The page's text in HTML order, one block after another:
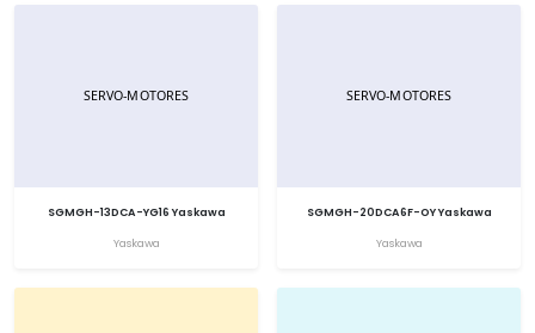
SGMGH-13DCA-YG16 Yaskawa
Yaskawa
SGMGH-20DCA6F-OY Yaskawa
Yaskawa